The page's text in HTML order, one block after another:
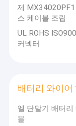
제
스 케이블 조립
UL ROHS
커넥터
배터리 와이어
엘 단말기 배터
블